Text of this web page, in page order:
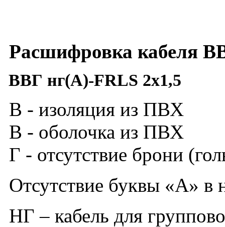
Расшифровка кабеля
ВВГ нг(А)-FRLS 2х1,5
В - изоляция из ПВХ
В - оболочка из ПВХ
Г - отсутствие брони
Отсутствие буквы «А» в
НГ – кабель для